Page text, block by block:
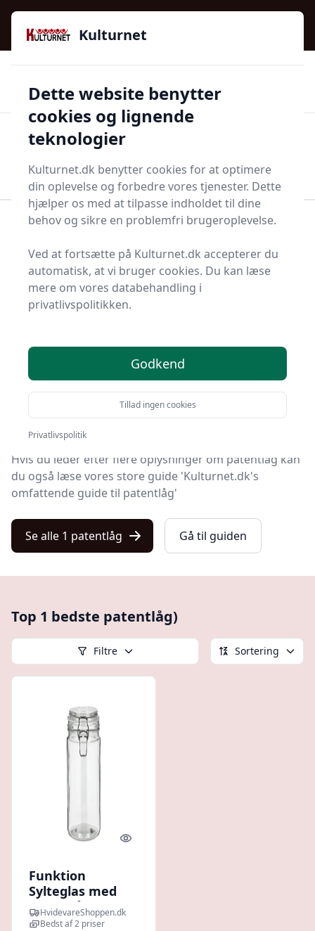
Kulturnet - Alt Det Gode I Livet | Din Kulturguide Siden
2016
97 kategorier 👍Kun godkendte butikker
Start søgning
Bolig og indretning
Køkken og spisestue
Top 1 bedste patentlåg
Blandt de 1 udvalgte produkter finder du både skarpe
tilbud, patentlåg med gratis fragt og modeller i
Hvis du leder efter flere oplysninger om patentlåg kan
du også læse vores store guide 'Kulturnet.dk's
omfattende guide til patentlåg'
Se alle 1 patentlåg Gå til guiden
Top 1 bedste patentlåg)
Filtre Sortering
Quick look
Funktion
Sylteglas med
patentlåg - 1000
ml.
HvidevareShoppen.dk
Bedst af 2 priser
Kulturnet
Dette website benytter
cookies og lignende
teknologier
Kulturnet.dk benytter cookies for at optimere
din oplevelse og forbedre vores tjenester. Dette
hjælper os med at tilpasse indholdet til dine
behov og sikre en problemfri brugeroplevelse.
Ved at fortsætte på Kulturnet.dk accepterer du
automatisk, at vi bruger cookies. Du kan læse
mere om vores databehandling i
privatlivspolitikken.
Godkend
Tillad ingen cookies
Privatlivspolitik